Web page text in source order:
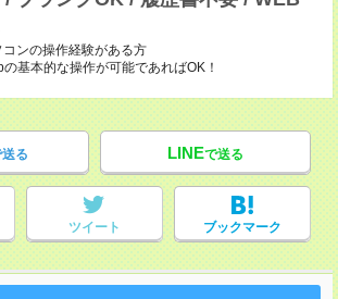
ンの操作経験がある方
の基本的な操作が可能であればOK！
る LINEで送る
ツイート ブックマーク